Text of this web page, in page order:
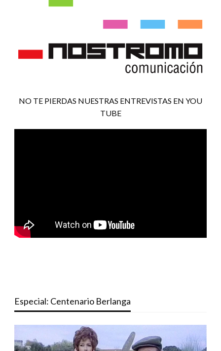
NO TE PIERDAS NUESTRAS ENTREVISTAS EN YOU
TUBE
Especial: Centenario Berlanga